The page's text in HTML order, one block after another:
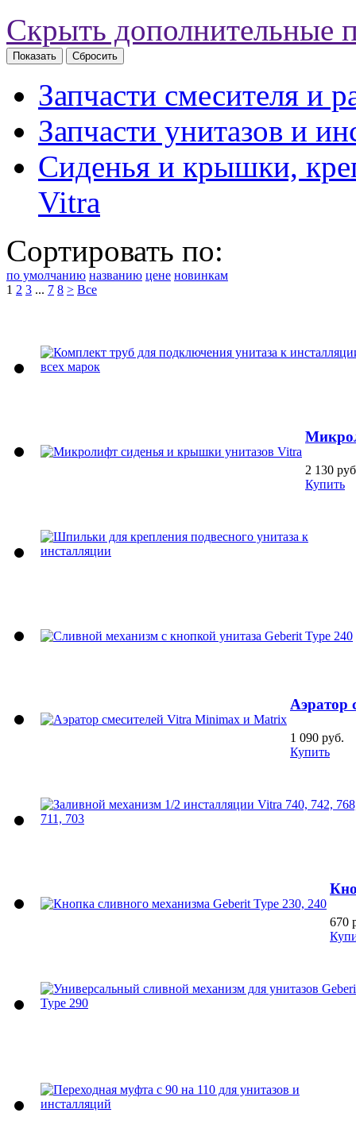
Скрыть дополнительные
Запчасти смесителя и
Запчасти унитазов и
Сиденья и крышки,
Vitra
Сортировать по:
по умолчанию названию цене новинкам
1 2 3 ... 7 8 > Все
2 130
Купить
Аэратор
1 090 руб.
Купить
670